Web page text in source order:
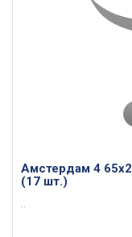
Амстердам 4
(17 шт.)
..